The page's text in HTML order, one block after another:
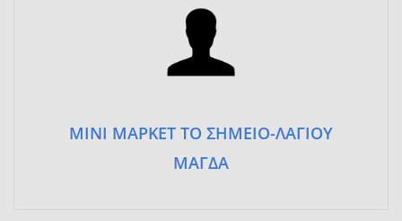
ΜΙΝΙ ΜΑΡΚΕΤ ΤΟ ΣΗΜΕΙΟ-ΛΑΓΙΟΥ
ΜΑΓΔΑ